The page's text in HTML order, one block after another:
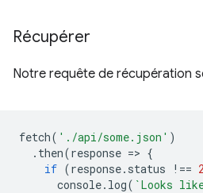
Récupérer
Notre requête de récupération
fetch( './api/some.json' )
. then(response => {
if (response. status !==
console. log( `Looks